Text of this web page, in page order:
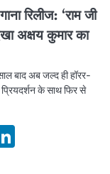
रिलीज: ‘राम जी
अक्षय कुमार का
बाद अब जल्द ही हॉरर-
के साथ फिर से
LinkedIn